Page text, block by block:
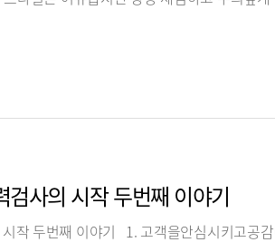
사의 시작 두번째 이야기